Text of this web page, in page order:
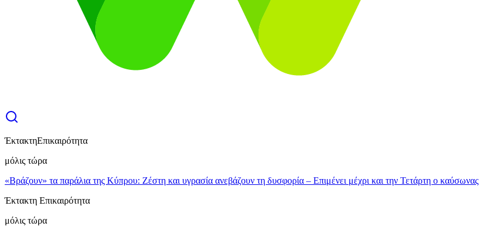
ΈκτακτηΕπικαιρότητα
μόλις τώρα
«Βράζουν» τα παράλια της Κύπρου: Ζέστη και υγρασία ανεβάζουν τη δυσφορία – Επιμένει μέχρι και την Τετάρτη ο καύσωνας
Έκτακτη Επικαιρότητα
μόλις τώρα